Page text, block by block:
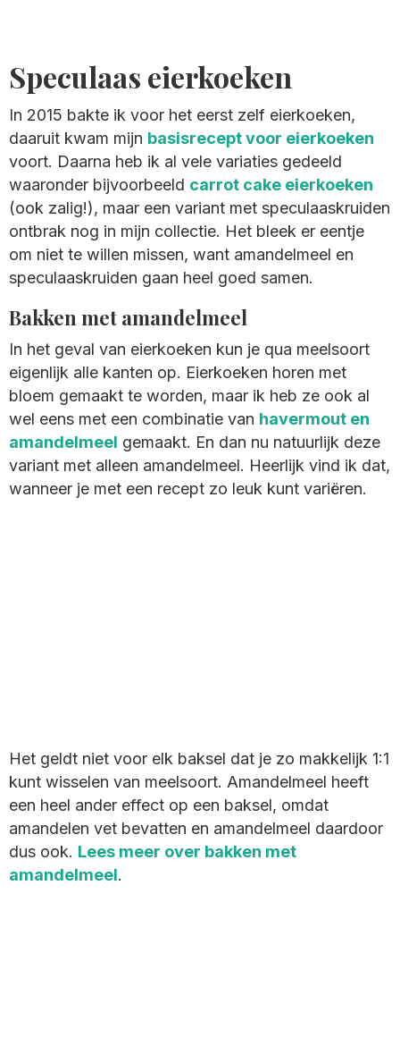
Speculaas eierkoeken
In 2015 bakte ik voor het eerst zelf eierkoeken,
daaruit kwam mijn basisrecept voor eierkoeken
voort. Daarna heb ik al vele variaties gedeeld
waaronder bijvoorbeeld carrot cake eierkoeken
(ook zalig!), maar een variant met speculaaskruiden
ontbrak nog in mijn collectie. Het bleek er eentje
om niet te willen missen, want amandelmeel en
speculaaskruiden gaan heel goed samen.
Bakken met amandelmeel
In het geval van eierkoeken kun je qua meelsoort
eigenlijk alle kanten op. Eierkoeken horen met
bloem gemaakt te worden, maar ik heb ze ook al
wel eens met een combinatie van havermout en
amandelmeel gemaakt. En dan nu natuurlijk deze
variant met alleen amandelmeel. Heerlijk vind ik dat,
wanneer je met een recept zo leuk kunt variëren.
Het geldt niet voor elk baksel dat je zo makkelijk 1:1
kunt wisselen van meelsoort. Amandelmeel heeft
een heel ander effect op een baksel, omdat
amandelen vet bevatten en amandelmeel daardoor
dus ook. Lees meer over bakken met
amandelmeel.